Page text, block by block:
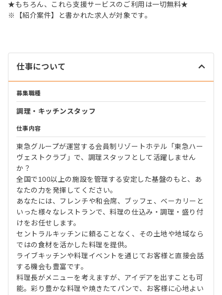
★もちろん、これら支援サービスのご利用は一切無料★
※【紹介案件】と書かれた求人が対象です。
仕事について
募集職種
調理・キッチンスタッフ
仕事内容
東急グループが運営する会員制リゾートホテル「東急ハー
ヴェストクラブ」で、調理スタッフとして活躍しません
か？
全国で100以上の施設を管理する安定した基盤のもと、あ
なたの力を発揮してください。
あなたには、フレンチや和会席、ブッフェ、ベーカリーと
いった様々なレストランで、料理の仕込み・調理・盛り付
けをお任せします。
セントラルキッチンに頼ることなく、その土地や地域なら
ではの食材を活かした料理を提供。
ライブキッチンや料理イベントを通じてお客様と直接会話
する機会も豊富です。
料理長がメニューを考えますが、アイデアを出すことも可
能。彩り豊かな料理や焼きたてパンで、お客様に心地よい